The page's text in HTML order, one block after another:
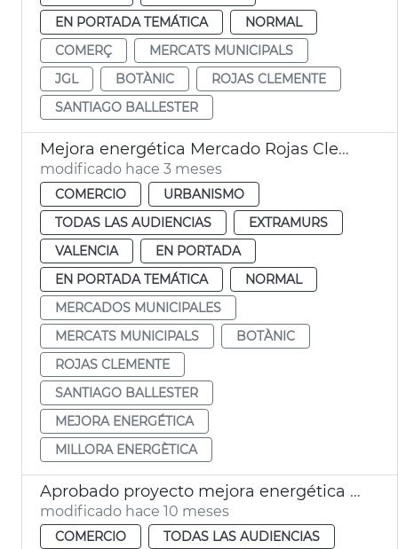
EN PORTADA TEMÁTICA
NORMAL
COMERÇ
MERCATS MUNICIPALS
JGL
BOTÀNIC
ROJAS CLEMENTE
SANTIAGO BALLESTER
Mejora energética Mercado Rojas Clemente
modificado hace 3 meses
COMERCIO
URBANISMO
TODAS LAS AUDIENCIAS
EXTRAMURS
VALENCIA
EN PORTADA
EN PORTADA TEMÁTICA
NORMAL
MERCADOS MUNICIPALES
MERCATS MUNICIPALS
BOTÀNIC
ROJAS CLEMENTE
SANTIAGO BALLESTER
MEJORA ENERGÉTICA
MILLORA ENERGÈTICA
Aprobado proyecto mejora energética mercado Rojas Clemente
modificado hace 10 meses
COMERCIO
TODAS LAS AUDIENCIAS